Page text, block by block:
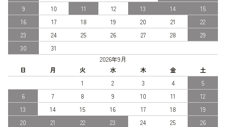
9
10 11 12 13 14
15
16
17 18 19 20 21
22
23
24 25 26 27 28
29
30
31
2026年9月
日
月 火 水 木 金
土
1
2 3 4
5
6
7 8 9 10 11
12
13
14 15 16 17 18
19
20
21 22 23 24 25
26